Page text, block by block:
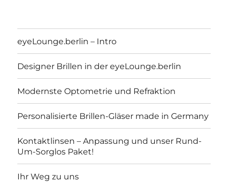
eyeLounge.berlin
eyeLounge.berlin – Intro
Designer Brillen in der eyeLounge.berlin
Modernste Optometrie und Refraktion
Personalisierte Brillen-Gläser made in Germany
Kontaktlinsen – Anpassung und unser Rund-
Um-Sorglos Paket!
Ihr Weg zu uns